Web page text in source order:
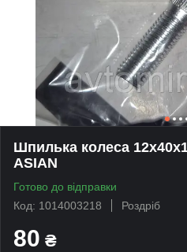
Шпилька колеса
ASIAN
Готово до відправки
Код: 1014003218
Роздріб
80 ₴